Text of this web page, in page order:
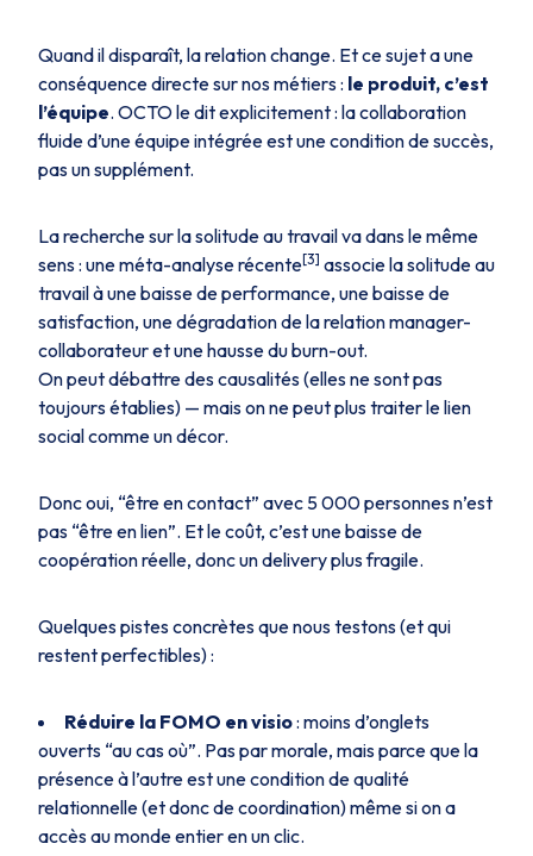
Quand il disparaît, la relation change. Et ce sujet a une
conséquence directe sur nos métiers : le produit, c’est
l’équipe. OCTO le dit explicitement : la collaboration
fluide d’une équipe intégrée est une condition de succès,
pas un supplément.
La recherche sur la solitude au travail va dans le même
sens : une méta-analyse récente[3] associe la solitude au
travail à une baisse de performance, une baisse de
satisfaction, une dégradation de la relation manager-
collaborateur et une hausse du burn-out.
On peut débattre des causalités (elles ne sont pas
toujours établies) — mais on ne peut plus traiter le lien
social comme un décor.
Donc oui, “être en contact” avec 5 000 personnes n’est
pas “être en lien”. Et le coût, c’est une baisse de
coopération réelle, donc un delivery plus fragile.
Quelques pistes concrètes que nous testons (et qui
restent perfectibles) :
Réduire la FOMO en visio: moins d’onglets
ouverts “au cas où”. Pas par morale, mais parce que la
présence à l’autre est une condition de qualité
relationnelle (et donc de coordination) même si on a
accès au monde entier en un clic.